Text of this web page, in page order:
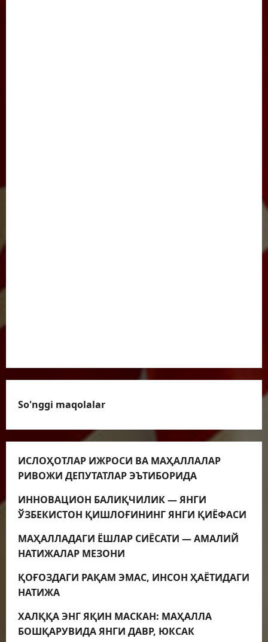
So'nggi maqolalar
ИСЛОҲОТЛАР ИЖРОСИ ВА МАҲАЛЛАЛАР
РИВОЖИ ДЕПУТАТЛАР ЭЪТИБОРИДА
ИННОВАЦИОН БАЛИҚЧИЛИК — ЯНГИ
ЎЗБЕКИСТОН ҚИШЛОҒИНИНГ ЯНГИ ҚИЁФАСИ
МАҲАЛЛАДАГИ ЁШЛАР СИЁСАТИ — АМАЛИЙ
НАТИЖАЛАР МЕЗОНИ
ҚОҒОЗДАГИ РАҚАМ ЭМАС, ИНСОН ҲАЁТИДАГИ
НАТИЖА
ХАЛҚҚА ЭНГ ЯҚИН МАСКАН: МАҲАЛЛА
БОШҚАРУВИДА ЯНГИ ДАВР, ЮКСАК